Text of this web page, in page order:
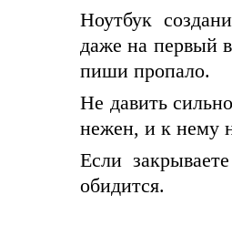
Ноутбук
даже на первый
пиши пропало.
Не давить
нежен, и к нему
Если
обидится.